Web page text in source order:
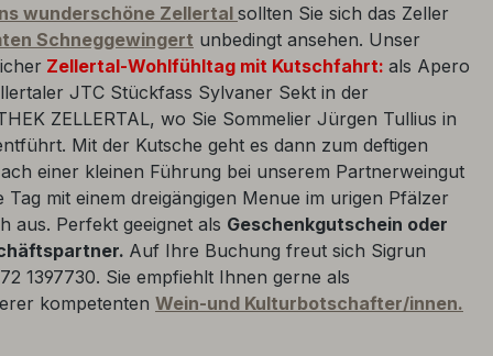
wunderschöne Zellertalsollten Sie sich das Zeller
Schneggewingert unbedingt ansehen. Unser
Zellertal-Wohlfühltag mit Kutschfahrt: als Apero
JTC Stückfass Sylvaner Sekt in der
ZELLERTAL, wo Sie Sommelier Jürgen Tullius in
Mit der Kutsche geht es dann zum deftigen
einer kleinen Führung bei unserem Partnerweingut
mit einem dreigängigen Menue im urigen Pfälzer
aus. Perfekt geeignet als Geschenkgutschein oder
Auf Ihre Buchung freut sich Sigrun
1397730. Sie empfiehlt Ihnen gerne als
kompetenten Wein-und Kulturbotschafter/innen.